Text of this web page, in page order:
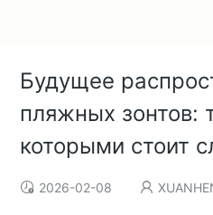
Будущее
пляжных зонтов:
которыми стоит
2026-02-08